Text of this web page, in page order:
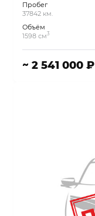
Пробег
37842 км.
Объём
1598 см3
~ 2 541 000 ₽